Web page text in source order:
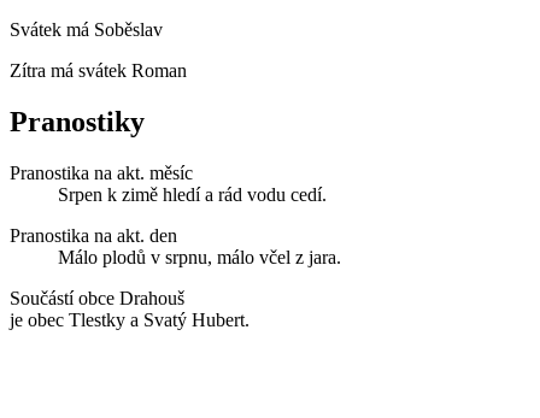
Svátek má Soběslav
Zítra má svátek Roman
Pranostiky
Pranostika na akt. měsíc
Srpen k zimě hledí a rád vodu cedí.
Pranostika na akt. den
Málo plodů v srpnu, málo včel z jara.
Součástí obce Drahouš
je obec Tlestky a Svatý Hubert.